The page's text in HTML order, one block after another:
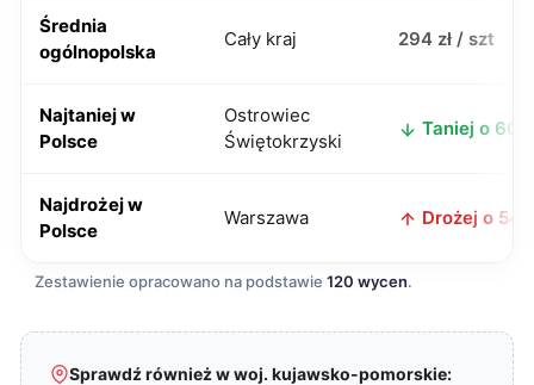
Średnia
ogólnopolska
Cały kraj 294 zł / szt
Najtaniej w
Polsce
Ostrowiec
Świętokrzyski
Taniej o 60
Najdrożej w
Polsce
Warszawa Drożej o 54
Zestawienie opracowano na podstawie 120 wycen.
Sprawdź również w woj. kujawsko-pomorskie: